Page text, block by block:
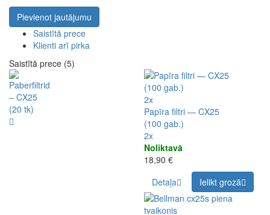
Pievienot jautājumu
Saistītā prece
Klienti arī pirka
Saistītā prece (5)
2x
Papīra filtri — CX25
(100 gab.)
2x
Noliktavā
18,90 €
Detaļa
Ielikt grozā